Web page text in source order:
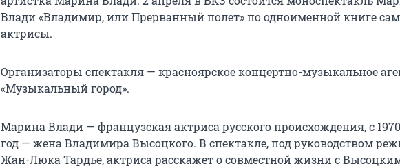
Влади «Владимир, или Прерванный полет» по одноименной книге
актрисы.
Организаторы спектакля — красноярское концертно-музыкальное
«Музыкальный город».
Марина Влади — французская актриса русского происхождения, с
год — жена Владимира Высоцкого. В спектакле, под руководством
Жан-Люка Тардье, актриса расскажет о совместной жизни с